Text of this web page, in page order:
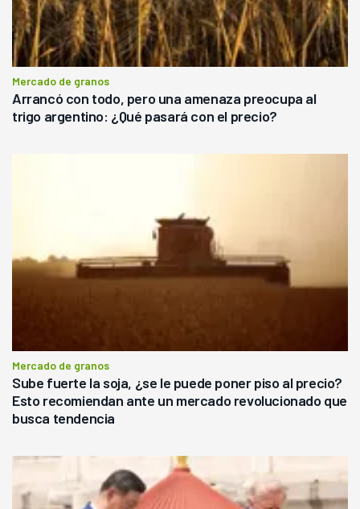
Mercado de granos
Arrancó con todo, pero una amenaza preocupa al
trigo argentino: ¿Qué pasará con el precio?
Mercado de granos
Sube fuerte la soja, ¿se le puede poner piso al precio?
Esto recomiendan ante un mercado revolucionado que
busca tendencia